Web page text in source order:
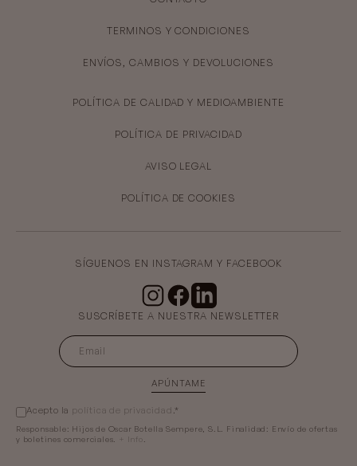
TERMINOS Y CONDICIONES
ENVÍOS, CAMBIOS Y DEVOLUCIONES
POLÍTICA DE CALIDAD Y MEDIOAMBIENTE
POLÍTICA DE PRIVACIDAD
AVISO LEGAL
POLÍTICA DE COOKIES
SÍGUENOS EN INSTAGRAM Y FACEBOOK
SUSCRÍBETE A NUESTRA NEWSLETTER
APÚNTAME
Acepto la política de privacidad .*
Responsable: Hijos de Oscar Botella Sempere, S.L. Finalidad: Envío de ofertas
y boletines comerciales.
+ Info